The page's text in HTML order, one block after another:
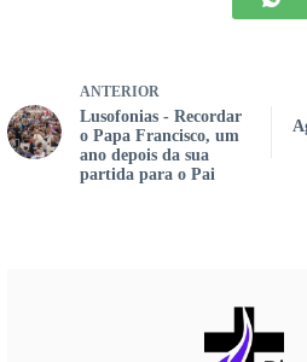
ANTERIOR
Lusofonias - Recordar
o Papa Francisco, um
ano depois da sua
partida para o Pai